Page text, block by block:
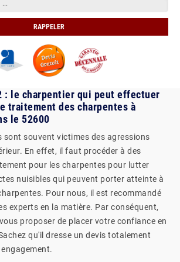
: le charpentier qui peut effectuer
traitement des charpentes à
le 52600
sont souvent victimes des agressions
En effet, il faut procéder à des
pour les charpentes pour lutter
nuisibles qui peuvent porter atteinte à
Pour nous, il est recommandé
experts en la matière. Par conséquent,
proposer de placer votre confiance en
qu'il dresse un devis totalement